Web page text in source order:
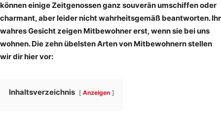
können einige Zeitgenossen ganz souverän umschiffen oder
charmant, aber leider nicht wahrheitsgemäß beantworten. Ihr
wahres Gesicht zeigen Mitbewohner erst, wenn sie bei uns
wohnen. Die zehn übelsten Arten von Mitbewohnern stellen
wir dir hier vor:
Inhaltsverzeichnis Anzeigen